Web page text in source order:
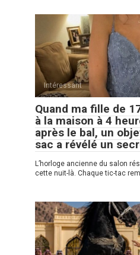
Intéressant
Quand ma fille de
à la maison à 4
après le bal, un
sac a révélé un
L’horloge ancienne du salon
cette nuit-là. Chaque tic-tac